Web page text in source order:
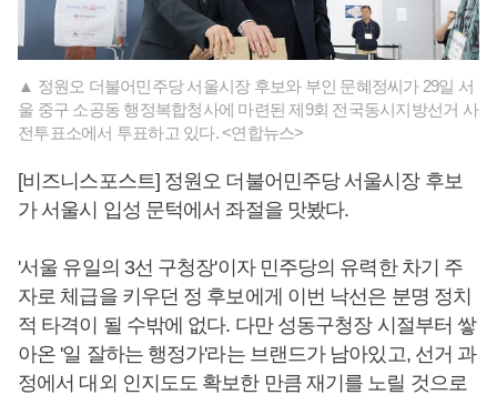
▲ 정원오 더불어민주당 서울시장 후보와 부인 문혜정씨가 29일 서
울 중구 소공동 행정복합청사에 마련된 제9회 전국동시지방선거 사
전투표소에서 투표하고 있다. <연합뉴스>
[비즈니스포스트] 정원오 더불어민주당 서울시장 후보
가 서울시 입성 문턱에서 좌절을 맛봤다.
'서울 유일의 3선 구청장'이자 민주당의 유력한 차기 주
자로 체급을 키우던 정 후보에게 이번 낙선은 분명 정치
적 타격이 될 수밖에 없다. 다만 성동구청장 시절부터 쌓
아온 '일 잘하는 행정가'라는 브랜드가 남아있고, 선거 과
정에서 대외 인지도도 확보한 만큼 재기를 노릴 것으로